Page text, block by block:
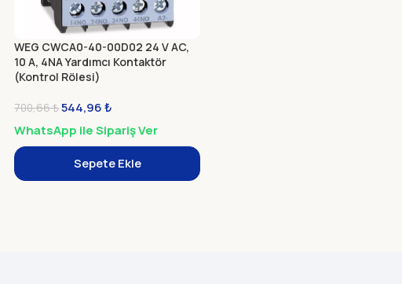
WEG CWCA0-40-00D02 24 V AC,
10 A, 4NA Yardımcı Kontaktör
(Kontrol Rölesi)
700,66₺544,96₺
WhatsApp ile Sipariş Ver
Sepete Ekle